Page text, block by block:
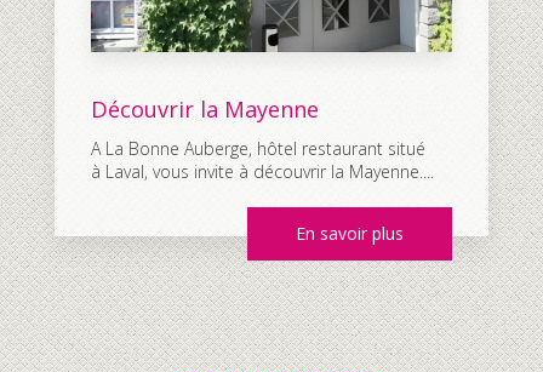
Découvrir la Mayenne
A La Bonne Auberge, hôtel restaurant situé
à Laval, vous invite à découvrir la Mayenne....
En savoir plus